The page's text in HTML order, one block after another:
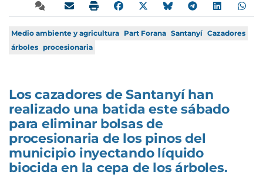
Medio ambiente y agricultura Part Forana Santanyí Cazadores
árboles procesionaria
Los cazadores de Santanyí han
realizado una batida este sábado
para eliminar bolsas de
procesionaria de los pinos del
municipio inyectando líquido
biocida en la cepa de los árboles.